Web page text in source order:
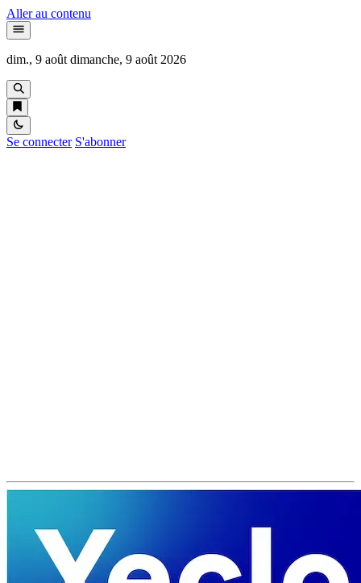
Aller au contenu
dim., 9 août dimanche, 9 août 2026
Se connecter S'abonner